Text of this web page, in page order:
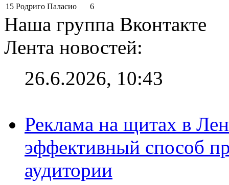
15 Родриго Паласио 6
Наша группа Вконтакте
Лента новостей:
26.6.2026, 10:43
Реклама на щитах в
эффективный способ
аудитории